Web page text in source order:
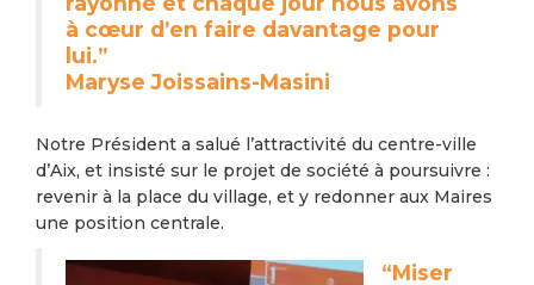
à cœur d’en faire davantage pour
lui.”
Maryse Joissains-Masini
Notre Président a salué l’attractivité du centre-ville
d’Aix, et insisté sur le projet de société à poursuivre :
revenir à la place du village, et y redonner aux Maires
une position centrale.
“Miser